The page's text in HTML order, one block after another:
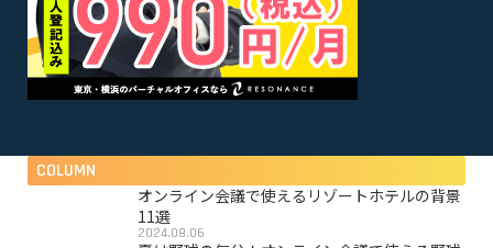
COLUMN
オンライン会議で使えるリゾートホテルの背景
11選
2024.08.06